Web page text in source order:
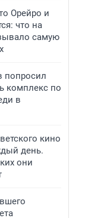
Орейро и
что на
самую
попросил
комплекс по
в
кино
день.
они